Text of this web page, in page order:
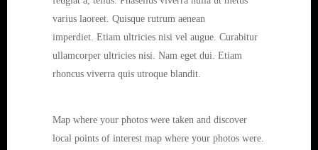
varius laoreet. Quisque rutrum aenean
imperdiet. Etiam ultricies nisi vel augue. Curabitur
ullamcorper ultricies nisi. Nam eget dui. Etiam
rhoncus viverra quis utroque blandit.
Map where your photos were taken and discover
local points of interest map where your photos were.